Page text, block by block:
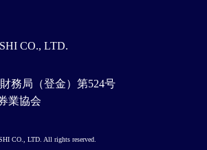
CO., LTD.
務局（登金）第524号
業協会
CO., LTD. All rights reserved.